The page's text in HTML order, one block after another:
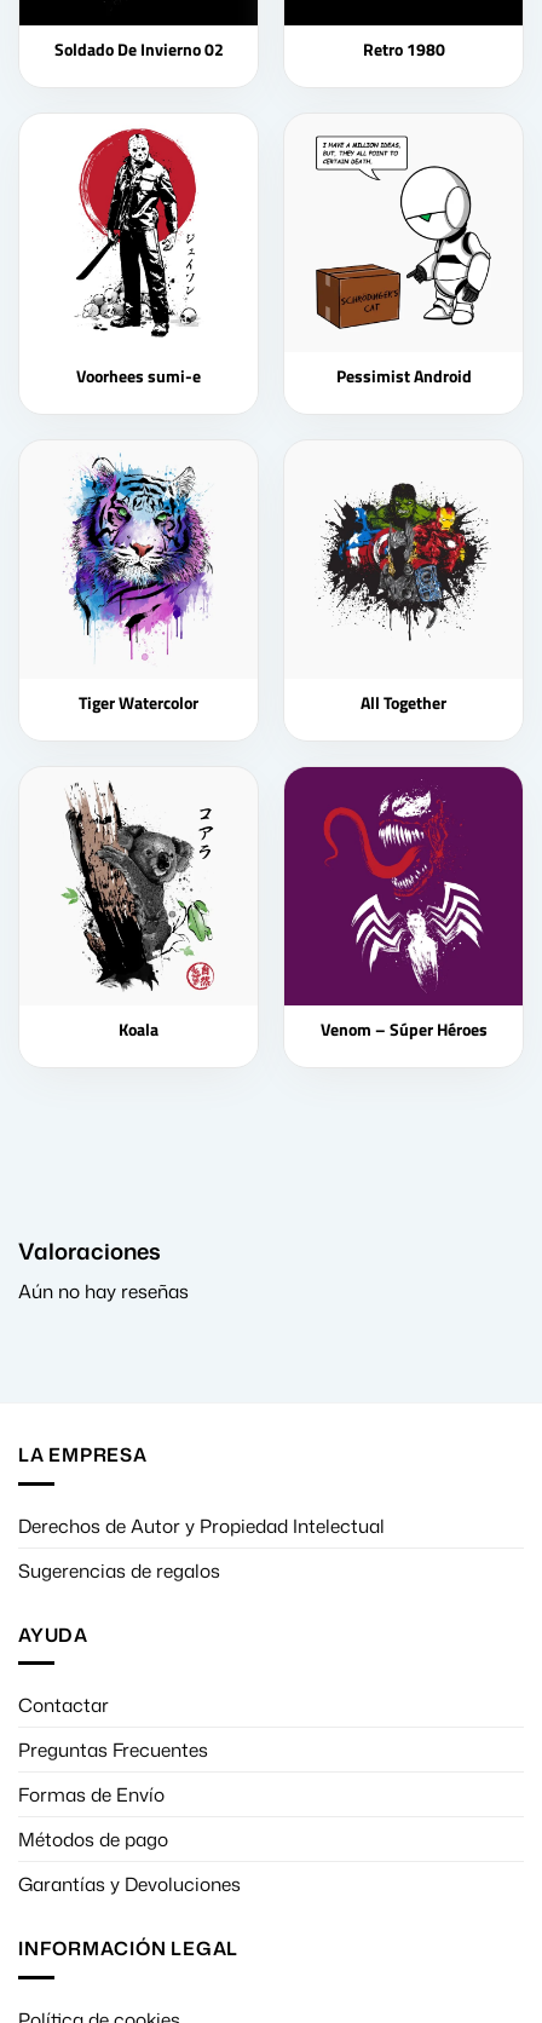
Soldado De Invierno 02 Retro 1980
Voorhees sumi-e Pessimist Android
Tiger Watercolor All Together
Koala Venom – Súper Héroes
Valoraciones
Aún no hay reseñas
LA EMPRESA
Derechos de Autor y Propiedad Intelectual
Sugerencias de regalos
AYUDA
Contactar
Preguntas Frecuentes
Formas de Envío
Métodos de pago
Garantías y Devoluciones
INFORMACIÓN LEGAL